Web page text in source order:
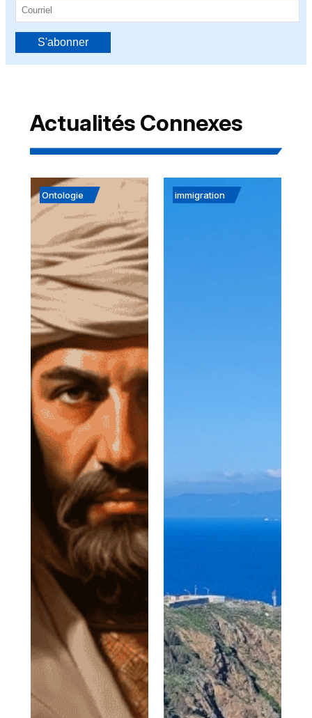
S'abonner
Actualités Connexes
Ontologie immigration